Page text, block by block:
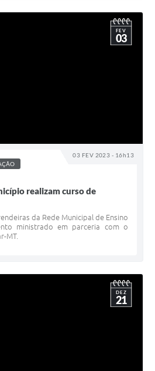
03 FEV 2023 - 16h13
FEV
03
realizam curso de
da Rede Municipal de Ensino
ministrado em parceria com o
MT.
DEZ
21